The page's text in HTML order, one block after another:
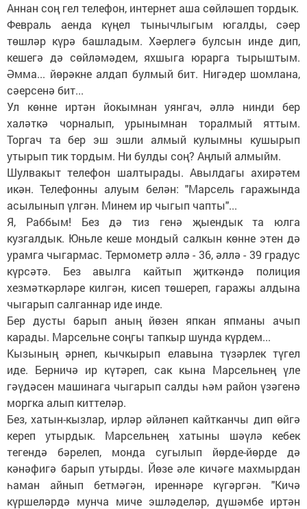
Аннан соң гел телефон, интернет аша сөйләшеп тордык.
Февраль аенда күңел тынычлыгым югалды, сәер
төшләр күрә башладым. Хәерлегә булсын инде дип,
кешегә дә сөйләмәдем, яхшыга юрарга тырыштым.
Әмма... йөрәкне алдап булмый бит. Нигәдер шомлана,
сәерсенә бит...
Ул көнне иртән йокымнан уянгач, әллә нинди бер
халәткә чорналып, урынымнан торалмый яттым.
Торгач та бер эш эшли алмый кулымны кушырып
утырып тик тордым. Ни булды соң? Аңлый алмыйм.
Шулвакыт телефон шалтырады. Авылдагы ахирәтем
икән. Телефонны алуым белән: "Марсель гаражында
асылынып үлгән. Минем ир чыгып чапты"...
Я, Раббым! Без дә тиз генә җыендык та юлга
кузгалдык. Юньле кеше мондый салкын көнне этен дә
урамга чыгармас. Термометр әллә - 36, әллә - 39 градус
күрсәтә. Без авылга кайтып җиткәндә полиция
хезмәткәрләре килгән, кисеп төшереп, гаражы алдына
чыгарып салганнар иде инде.
Бер дусты барып аның йөзен япкан япманы ачып
карады. Марсельне соңгы тапкыр шунда күрдем...
Кызының әрнеп, кычкырып елавына түзәрлек түгел
иде. Берничә ир күтәреп, сак кына Марсельнең үле
гәүдәсен машинага чыгарып салды һәм район үзәгенә
моргка алып киттеләр.
Без, хатын-кызлар, ирләр әйләнеп кайтканчы дип өйгә
кереп утырдык. Марсельнең хатыны шәүлә кебек
тегендә бәрелеп, монда сугылып йөрде-йөрде дә
кәнәфигә барып утырды. Йөзе әле кичәге махмырдан
һаман айнып бетмәгән, иреннәре күгәргән. "Кичә
күршеләрдә мунча миче эшләделәр, дүшәмбе иртән